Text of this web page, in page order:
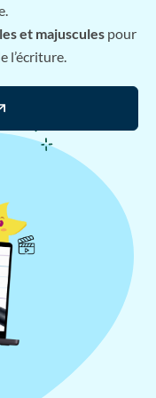
et majuscules pour
l’écriture.